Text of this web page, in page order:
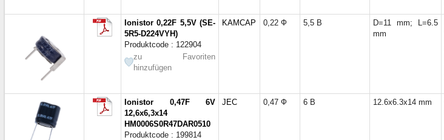
Ionistor 0,22F 5,5V (SE-
5R5-D224VYH)
Produktcode : 122904
zu Favoriten
hinzufügen
KAMCAP 0,22 Ф 5,5 В
D=11 mm; L=6.5
mm
Ionistor 0,47F 6V
12,6x6,3x14
HM0006S0R47DAR0510
Produktcode : 199814
JEC 0,47 Ф 6 В 12.6x6.3x14 mm